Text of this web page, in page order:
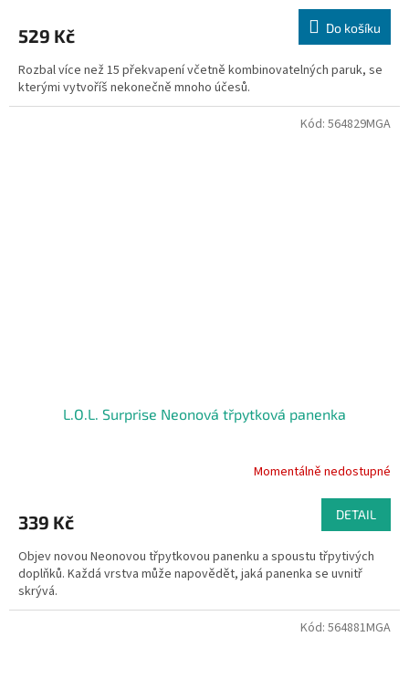
529 Kč Do košíku
Rozbal více než 15 překvapení včetně kombinovatelných paruk, se
kterými vytvoříš nekonečně mnoho účesů.
L.O.L. Surprise Neonová třpytková panenka
Momentálně nedostupné
339 Kč DETAIL
Objev novou Neonovou třpytkovou panenku a spoustu třpytivých
doplňků. Každá vrstva může napovědět, jaká panenka se uvnitř
skrývá.
Kód: 564829MGA
Kód: 564881MGA